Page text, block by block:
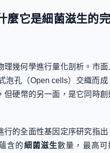
麼它是細菌滋生的
理幾何學進行量化剖析。市面
泡孔（Open cells）交織而成
但硬幣的另一面，是它同時創
行的全面性基因定序研究指出
含的細菌滋生數量，最高可